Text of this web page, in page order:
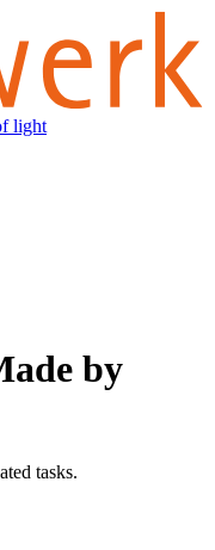
light
by
tasks.